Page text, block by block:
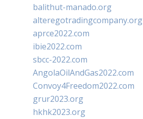
balithut-manado.org
alteregotradingcompany.org
aprce2022.com
ibie2022.com
sbcc-2022.com
AngolaOilAndGas2022.com
Convoy4Freedom2022.com
grur2023.org
hkhk2023.org